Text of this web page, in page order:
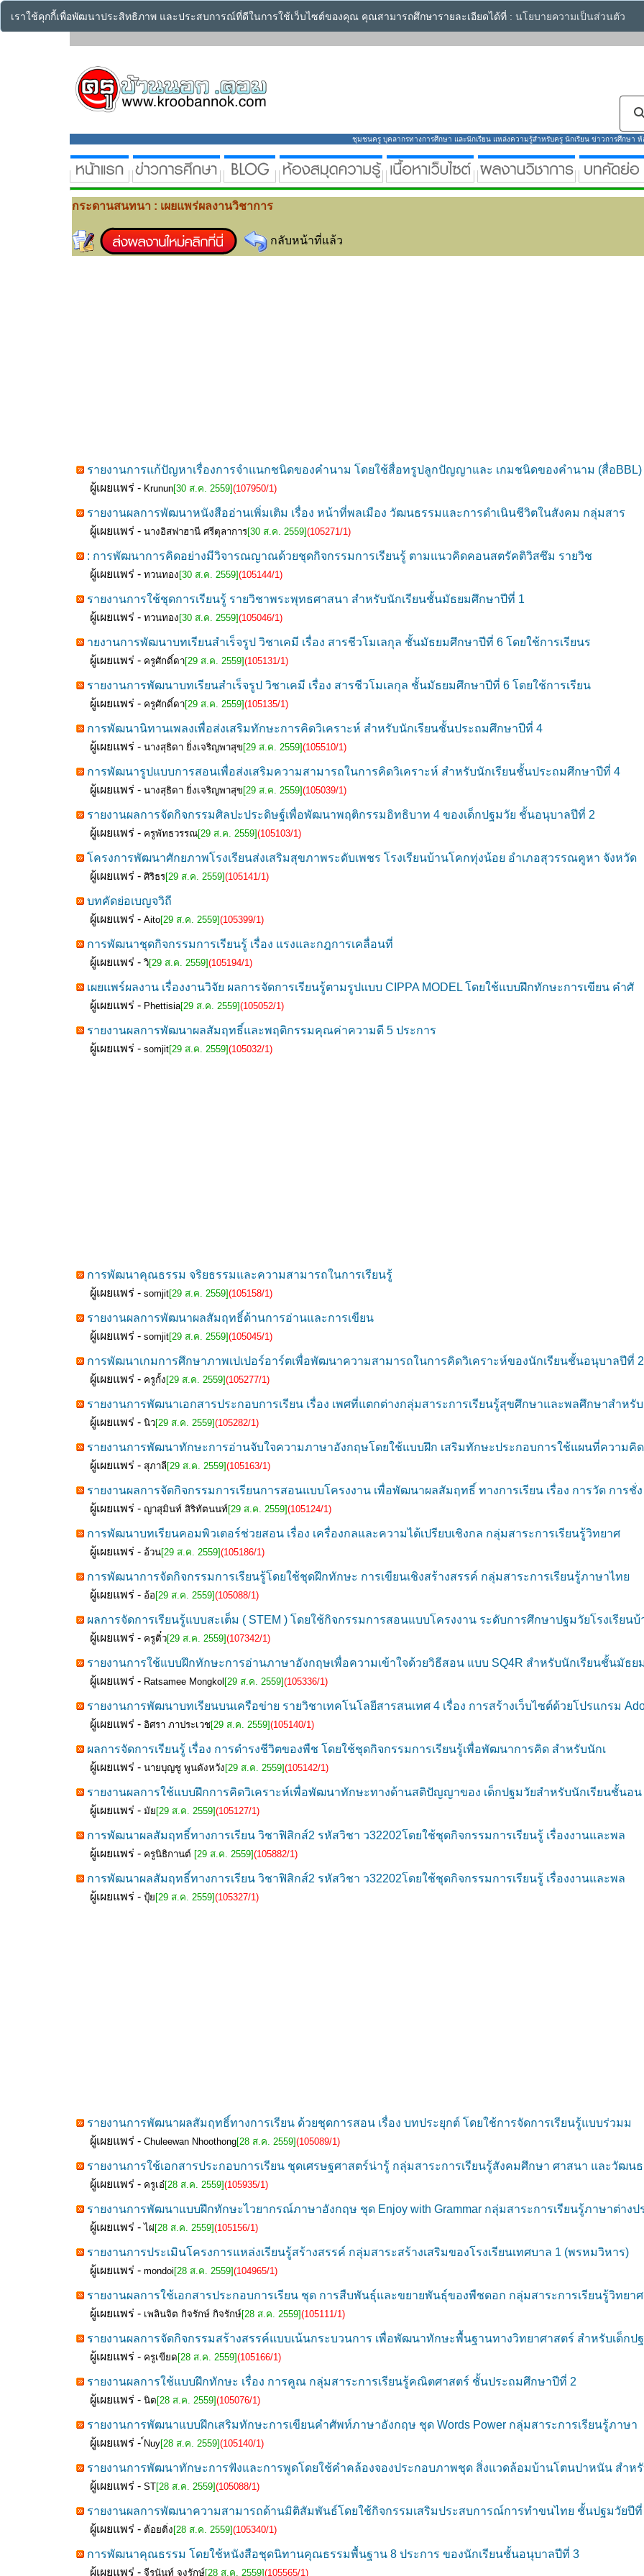
เราใช้คุกกี้เพื่อพัฒนาประสิทธิภาพ และประสบการณ์ที่ดีในการใช้เว็บไซต์ของคุณ คุณสามารถศึกษารายละเอียดได้ที่ : นโยบายความเป็นส่วนตัว
ชุมชนครู บุคลากรทางการศึกษา และนักเรียน แหล่งความรู้สำหรับครู นักเรียน ข่าวการศึกษา
กระดานสนทนา : เผยแพร่ผลงานวิชาการ
กลับหน้าที่แล้ว
รายงานการแก้ปัญหาเรื่องการจำแนกชนิดของคำนาม โดยใช้สื่อทรูปลูกปัญญาและ เกมชนิดของคำนาม (สื่อBBL)
ผู้เผยแพร่ - Krunun[30 ส.ค. 2559](107950/1)
รายงานผลการพัฒนาหนังสืออ่านเพิ่มเติม เรื่อง หน้าที่พลเมือง วัฒนธรรมและการดำเนินชีวิตในสังคม กลุ่มสาร
ผู้เผยแพร่ - นางอิสฟาฮานี ศรีตุลาการ[30 ส.ค. 2559](105271/1)
: การพัฒนาการคิดอย่างมีวิจารณญาณด้วยชุดกิจกรรมการเรียนรู้ ตามแนวคิดคอนสตรัคติวิสซึม รายวิช
ผู้เผยแพร่ - ทวนทอง [30 ส.ค. 2559](105144/1)
รายงานการใช้ชุดการเรียนรู้ รายวิชาพระพุทธศาสนา สำหรับนักเรียนชั้นมัธยมศึกษาปีที่ 1
ผู้เผยแพร่ - ทวนทอง [30 ส.ค. 2559](105046/1)
ายงานการพัฒนาบทเรียนสำเร็จรูป วิชาเคมี เรื่อง สารชีวโมเลกุล ชั้นมัธยมศึกษาปีที่ 6 โดยใช้การเรียนร
ผู้เผยแพร่ - ครูศักดิ์ดา[29 ส.ค. 2559](105131/1)
รายงานการพัฒนาบทเรียนสำเร็จรูป วิชาเคมี เรื่อง สารชีวโมเลกุล ชั้นมัธยมศึกษาปีที่ 6 โดยใช้การเรียน
ผู้เผยแพร่ - ครูศักดิ์ดา[29 ส.ค. 2559](105135/1)
การพัฒนานิทานเพลงเพื่อส่งเสริมทักษะการคิดวิเคราะห์ สำหรับนักเรียนชั้นประถมศึกษาปีที่ 4
ผู้เผยแพร่ - นางสุธิดา ยิ่งเจริญพาสุข [29 ส.ค. 2559](105510/1)
การพัฒนารูปแบบการสอนเพื่อส่งเสริมความสามารถในการคิดวิเคราะห์ สำหรับนักเรียนชั้นประถมศึกษาปีที่ 4
ผู้เผยแพร่ - นางสุธิดา ยิ่งเจริญพาสุข [29 ส.ค. 2559](105039/1)
รายงานผลการจัดกิจกรรมศิลปะประดิษฐ์เพื่อพัฒนาพฤติกรรมอิทธิบาท 4 ของเด็กปฐมวัย ชั้นอนุบาลปีที่ 2
ผู้เผยแพร่ - ครูพัทธวรรณ[29 ส.ค. 2559](105103/1)
โครงการพัฒนาศักยภาพโรงเรียนส่งเสริมสุขภาพระดับเพชร โรงเรียนบ้านโคกทุ่งน้อย อำเภอสุวรรณคูหา จังหวัด
ผู้เผยแพร่ - ศิริธร[29 ส.ค. 2559](105141/1)
บทคัดย่อเบญจวิถี
ผู้เผยแพร่ - Aito[29 ส.ค. 2559](105399/1)
การพัฒนาชุดกิจกรรมการเรียนรู้ เรื่อง แรงและกฎการเคลื่อนที่
ผู้เผยแพร่ - วิ[29 ส.ค. 2559](105194/1)
เผยแพร์ผลงาน เรื่องงานวิจัย ผลการจัดการเรียนรู้ตามรูปแบบ CIPPA MODEL โดยใช้แบบฝึกทักษะการเขียน คำศั
ผู้เผยแพร่ - Phettisia[29 ส.ค. 2559](105052/1)
รายงานผลการพัฒนาผลสัมฤทธิ์และพฤติกรรมคุณค่าความดี 5 ประการ
ผู้เผยแพร่ - somjit[29 ส.ค. 2559](105032/1)
การพัฒนาคุณธรรม จริยธรรมและความสามารถในการเรียนรู้
ผู้เผยแพร่ - somjit[29 ส.ค. 2559](105158/1)
รายงานผลการพัฒนาผลสัมฤทธิ์ด้านการอ่านและการเขียน
ผู้เผยแพร่ - somjit[29 ส.ค. 2559](105045/1)
การพัฒนาเกมการศึกษาภาพเปเปอร์อาร์ตเพื่อพัฒนาความสามารถในการคิดวิเคราะห์ของนักเรียนชั้นอนุบาลปีที่ 2
ผู้เผยแพร่ - ครูกั้ง [29 ส.ค. 2559](105277/1)
รายงานการพัฒนาเอกสารประกอบการเรียน เรื่อง เพศที่แตกต่างกลุ่มสาระการเรียนรู้สุขศึกษาและพลศึกษาสำหรั
ผู้เผยแพร่ - นิว[29 ส.ค. 2559](105282/1)
รายงานการพัฒนาทักษะการอ่านจับใจความภาษาอังกฤษโดยใช้แบบฝึก เสริมทักษะประกอบการใช้แผนที่ความคิ
ผู้เผยแพร่ - สุภาลี [29 ส.ค. 2559](105163/1)
รายงานผลการจัดกิจกรรมการเรียนการสอนแบบโครงงาน เพื่อพัฒนาผลสัมฤทธิ์ ทางการเรียน เรื่อง การวัด การชั่ง
ผู้เผยแพร่ - ญาสุมินท์ สิริทัตนนท์ [29 ส.ค. 2559](105124/1)
การพัฒนาบทเรียนคอมพิวเตอร์ช่วยสอน เรื่อง เครื่องกลและความได้เปรียบเชิงกล กลุ่มสาระการเรียนรู้วิทยาศ
ผู้เผยแพร่ - อ้วน[29 ส.ค. 2559](105186/1)
การพัฒนาการจัดกิจกรรมการเรียนรู้โดยใช้ชุดฝึกทักษะ การเขียนเชิงสร้างสรรค์ กลุ่มสาระการเรียนรู้ภาษาไทย
ผู้เผยแพร่ - อ้อ [29 ส.ค. 2559](105088/1)
ผลการจัดการเรียนรู้แบบสะเต็ม ( STEM ) โดยใช้กิจกรรมการสอนแบบโครงงาน ระดับการศึกษาปฐมวัยโรงเรียนบ้
ผู้เผยแพร่ - ครูติ๋ว[29 ส.ค. 2559](107342/1)
รายงานการใช้แบบฝึกทักษะการอ่านภาษาอังกฤษเพื่อความเข้าใจด้วยวิธีสอน แบบ SQ4R สำหรับนักเรียนชั้นมัธย
ผู้เผยแพร่ - Ratsamee Mongkol [29 ส.ค. 2559](105336/1)
รายงานการพัฒนาบทเรียนบนเครือข่าย รายวิชาเทคโนโลยีสารสนเทศ 4 เรื่อง การสร้างเว็บไซต์ด้วยโปรแกรม
ผู้เผยแพร่ - อิศรา ภาประเวช[29 ส.ค. 2559](105140/1)
ผลการจัดการเรียนรู้ เรื่อง การดำรงชีวิตของพืช โดยใช้ชุดกิจกรรมการเรียนรู้เพื่อพัฒนาการคิด สำหรับนักเ
ผู้เผยแพร่ - นายบุญชู พูนดังหวัง [29 ส.ค. 2559](105142/1)
รายงานผลการใช้แบบฝึกการคิดวิเคราะห์เพื่อพัฒนาทักษะทางด้านสติปัญญาของ เด็กปฐมวัยสำหรับนักเรียนชั้นอน
ผู้เผยแพร่ - มัย [29 ส.ค. 2559](105127/1)
การพัฒนาผลสัมฤทธิ์ทางการเรียน วิชาฟิสิกส์2 รหัสวิชา ว32202โดยใช้ชุดกิจกรรมการเรียนรู้ เรื่องงานและพล
ผู้เผยแพร่ - ครูนิธิกานต์ [29 ส.ค. 2559](105882/1)
การพัฒนาผลสัมฤทธิ์ทางการเรียน วิชาฟิสิกส์2 รหัสวิชา ว32202โดยใช้ชุดกิจกรรมการเรียนรู้ เรื่องงานและพล
ผู้เผยแพร่ - ปุ้ย [29 ส.ค. 2559](105327/1)
รายงานการพัฒนาผลสัมฤทธิ์ทางการเรียน ด้วยชุดการสอน เรื่อง บทประยุกต์ โดยใช้การจัดการเรียนรู้แบบร่วมม
ผู้เผยแพร่ - Chuleewan Nhoothong[28 ส.ค. 2559](105089/1)
รายงานการใช้เอกสารประกอบการเรียน ชุดเศรษฐศาสตร์น่ารู้ กลุ่มสาระการเรียนรู้สังคมศึกษา ศาสนา และวัฒน
ผู้เผยแพร่ - ครูเอ๋[28 ส.ค. 2559](105935/1)
รายงานการพัฒนาแบบฝึกทักษะไวยากรณ์ภาษาอังกฤษ ชุด Enjoy with Grammar กลุ่มสาระการเรียนรู้ภาษาต่างป
ผู้เผยแพร่ -ไผ่ [28 ส.ค. 2559](105156/1)
รายงานการประเมินโครงการแหล่งเรียนรู้สร้างสรรค์ กลุ่มสาระสร้างเสริมของโรงเรียนเทศบาล 1 (พรหมวิหาร)
ผู้เผยแพร่ - mondoi [28 ส.ค. 2559](104965/1)
รายงานผลการใช้เอกสารประกอบการเรียน ชุด การสืบพันธุ์และขยายพันธุ์ของพืชดอก กลุ่มสาระการเรียนรู้วิทยาศ
ผู้เผยแพร่ - เพลินจิต กิจรักษ์ กิจรักษ์[28 ส.ค. 2559](105111/1)
รายงานผลการจัดกิจกรรมสร้างสรรค์แบบเน้นกระบวนการ เพื่อพัฒนาทักษะพื้นฐานทางวิทยาศาสตร์ สำหรับเด็กป
ผู้เผยแพร่ - ครูเขียด [28 ส.ค. 2559](105166/1)
รายงานผลการใช้แบบฝึกทักษะ เรื่อง การคูณ กลุ่มสาระการเรียนรู้คณิตศาสตร์ ชั้นประถมศึกษาปีที่ 2
ผู้เผยแพร่ - นิต [28 ส.ค. 2559](105076/1)
รายงานการพัฒนาแบบฝึกเสริมทักษะการเขียนคำศัพท์ภาษาอังกฤษ ชุด Words Power กลุ่มสาระการเรียนรู้ภาษา
ผู้เผยแพร่ - ์Nuy[28 ส.ค. 2559](105140/1)
รายงานการพัฒนาทักษะการฟังและการพูดโดยใช้คำคล้องจองประกอบภาพชุด สิ่งแวดล้อมบ้านโตนปาหนัน สำหรั
ผู้เผยแพร่ - ST[28 ส.ค. 2559](105088/1)
รายงานผลการพัฒนาความสามารถด้านมิติสัมพันธ์โดยใช้กิจกรรมเสริมประสบการณ์การทำขนไทย ชั้นปฐมวัยปีที่
ผู้เผยแพร่ - ต้อยติ่ง [28 ส.ค. 2559](105340/1)
การพัฒนาคุณธรรม โดยใช้หนังสือชุดนิทานคุณธรรมพื้นฐาน 8 ประการ ของนักเรียนชั้นอนุบาลปีที่ 3
ผู้เผยแพร่ - จีรนันท์ จงรักษ์[28 ส.ค. 2559](105565/1)